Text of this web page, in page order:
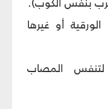
أو غيرها
المصاب